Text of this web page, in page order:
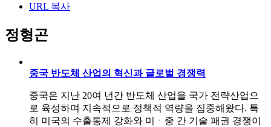
URL 복사
정형곤
중국 반도체 산업의 혁신과 글로벌 경쟁력
중국은 지난 20여 년간 반도체 산업을 국가 전략산업으
로 육성하며 지속적으로 정책적 역량을 집중해왔다. 특
히 미국의 수출통제 강화와 미ㆍ중 간 기술 패권 경쟁이